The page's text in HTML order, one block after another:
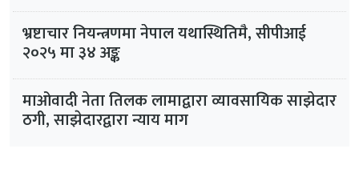
भ्रष्टाचार नियन्त्रणमा नेपाल यथास्थितिमै, सीपीआई
२०२५ मा ३४ अङ्क
माओवादी नेता तिलक लामाद्वारा व्यावसायिक साझेदार
ठगी, साझेदारद्वारा न्याय माग